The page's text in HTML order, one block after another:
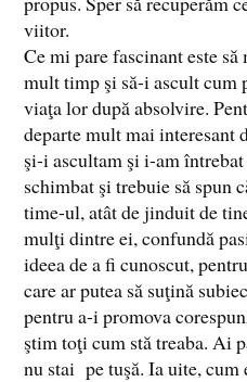
viitor.
Ce mi pare fascinant este
mult timp şi să-i ascult cum
viaţa lor după absolvire.
departe mult mai interesant
şi-i ascultam şi i-am
schimbat şi trebuie să spun
time-ul, atât de jinduit de
mulţi dintre ei, confundă
ideea de a fi cunoscut,
care ar putea să suţină
pentru a-i promova
ştim toţi cum stă treaba. Ai
nu stai pe tuşă. Ia uite, cum